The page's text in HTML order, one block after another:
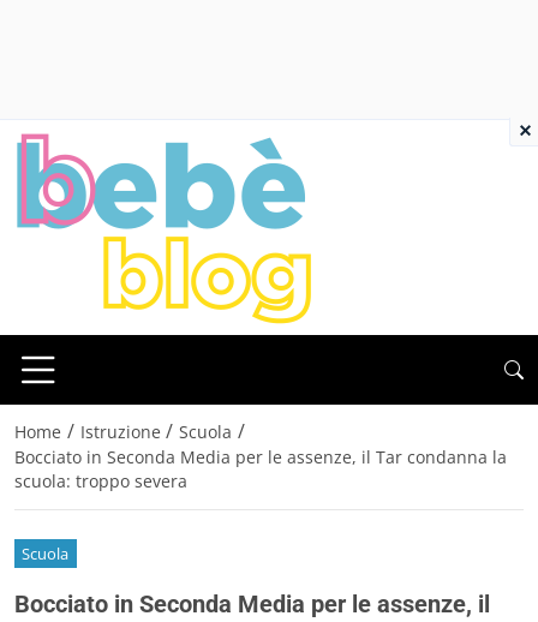
Home / Istruzione / Scuola /
Bocciato in Seconda Media per le assenze, il Tar condanna la
scuola: troppo severa
Scuola
Bocciato in Seconda Media per le assenze, il
×